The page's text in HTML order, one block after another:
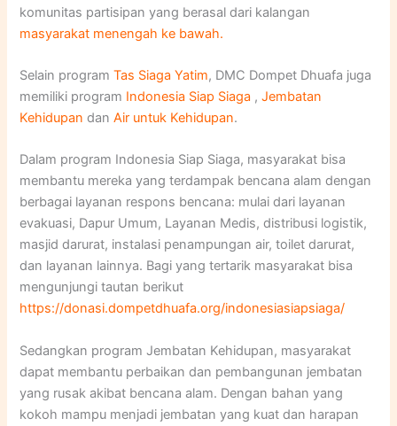
komunitas partisipan yang berasal dari kalangan
masyarakat menengah ke bawah.
Selain programTas Siaga Yatim, DMC Dompet Dhuafa juga
memiliki program Indonesia Siap Siaga ,Jembatan
Kehidupan danAir untuk Kehidupan.
Dalam program Indonesia Siap Siaga, masyarakat bisa
membantu mereka yang terdampak bencana alam dengan
berbagai layanan respons bencana: mulai dari layanan
evakuasi, Dapur Umum, Layanan Medis, distribusi logistik,
masjid darurat, instalasi penampungan air, toilet darurat,
dan layanan lainnya. Bagi yang tertarik masyarakat bisa
mengunjungi tautan berikut
https://donasi.dompetdhuafa.org/indonesiasiapsiaga/
Sedangkan program Jembatan Kehidupan, masyarakat
dapat membantu perbaikan dan pembangunan jembatan
yang rusak akibat bencana alam. Dengan bahan yang
kokoh mampu menjadi jembatan yang kuat dan harapan